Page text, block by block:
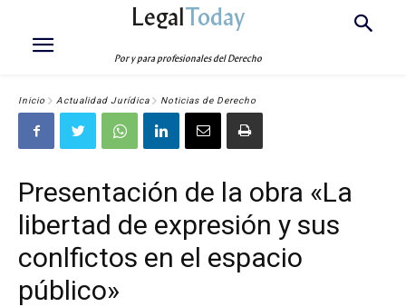
LegalToday
Por y para profesionales del Derecho
Inicio Actualidad Jurídica Noticias de Derecho
Presentación de la obra «La
libertad de expresión y sus
conlfictos en el espacio
público»